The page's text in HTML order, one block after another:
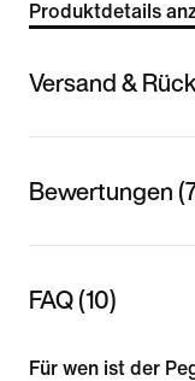
Produktdetails
Versand &
Bewertungen
FAQ (10)
Für wen ist der